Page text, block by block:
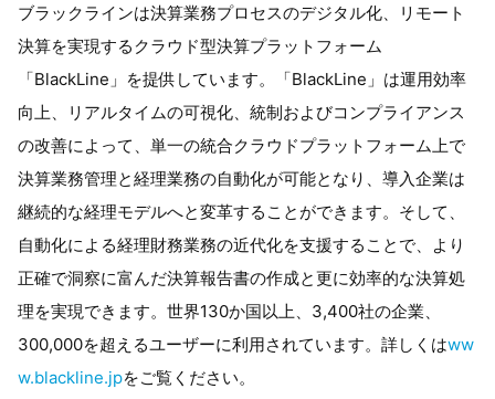
ブラックラインは決算業務プロセスのデジタル化、リモート
決算を実現するクラウド型決算プラットフォーム
「BlackLine 」を提供しています。「BlackLine 」は運用効率
向上、リアルタイムの可視化、統制およびコンプライアンス
の改善によって、単一の統合クラウドプラットフォーム上で
決算業務管理と経理業務の自動化が可能となり、導入企業は
継続的な経理モデルへと変革することができます。そして、
自動化による経理財務業務の近代化を支援することで、より
正確で洞察に富んだ決算報告書の作成と更に効率的な決算処
理を実現できます。世界130か国以上、 3,400社の企業、
300,000を超えるユーザーに利用されています。詳しくはww
w.blackline.jpをご覧ください。